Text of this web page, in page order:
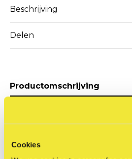
Cookies
Beschrijving
Delen
Productomschrijving